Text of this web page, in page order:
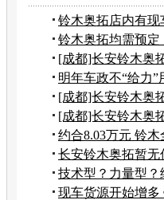
铃木奥拓店内有现
补贴
铃木奥拓均需预定
2000
[成都]长安铃木奥
补贴
明年车政不“给力”
[成都]长安铃木奥
补贴
[成都]长安铃木奥
补贴
约合8.03万元 铃
系统
长安铃木奥拓暂无
贴
技术型？力量型？
车型
现车货源开始增多